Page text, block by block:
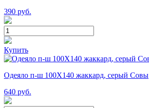
390 руб.
Купить
Одеяло п-ш 100Х140 жаккард, серый Совы
640 руб.